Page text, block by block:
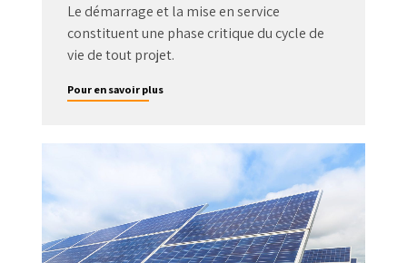
Le démarrage et la mise en service
constituent une phase critique du cycle de
vie de tout projet.
Pour en savoir plus